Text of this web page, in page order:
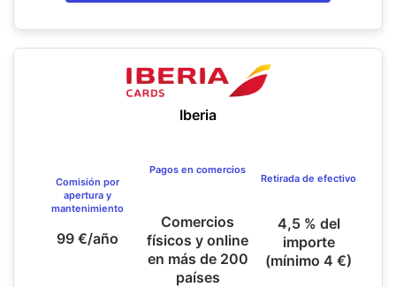
Iberia
Comisión por
apertura y
mantenimiento
99 €/año
Pagos en comercios
Comercios
físicos y online
en más de 200
países
Retirada de efectivo
4,5 % del
importe
(mínimo 4 €)